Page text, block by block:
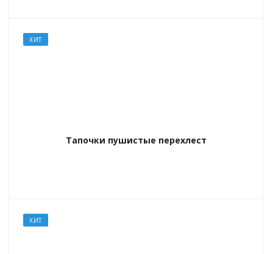
ХИТ
Тапочки пушистые перехлест
ХИТ